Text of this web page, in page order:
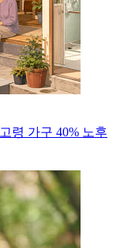
령 가구 40% 노후